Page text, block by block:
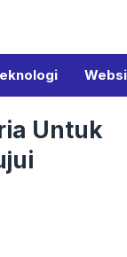
Untuk